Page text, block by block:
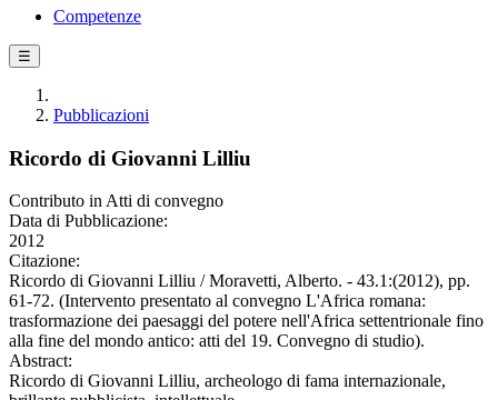
Competenze
☰
Pubblicazioni
Ricordo di Giovanni Lilliu
Contributo in Atti di convegno
Data di Pubblicazione:
2012
Citazione:
Ricordo di Giovanni Lilliu / Moravetti, Alberto. - 43.1:(2012), pp.
61-72. (Intervento presentato al convegno L'Africa romana:
trasformazione dei paesaggi del potere nell'Africa settentrionale fino
alla fine del mondo antico: atti del 19. Convegno di studio).
Abstract:
Ricordo di Giovanni Lilliu, archeologo di fama internazionale,